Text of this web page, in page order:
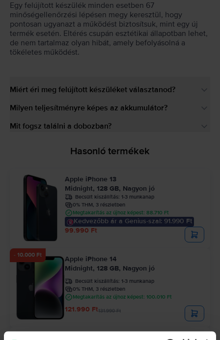
Egy felújított készülék minden esetben 67
minőségellenőrzési lépésen megy keresztül, hogy
pontosan ugyanazt a működést biztosítsuk, mint egy új
termék esetén. Eltérés csupán esztétikai állapotban lehet,
de nem tartalmaz olyan hibát, amely befolyásolná a
tökéletes működést.
Miért éri meg felújított készüléket választanod?
Milyen teljesítményre képes az akkumulátor?
Mit fogsz találni a dobozban?
Hasonló termékek
Apple iPhone 13
Midnight, 128 GB, Nagyon jó
Becsült kiszállítás: 1-3 munkanap
0% THM, 3 részletben
Megtakarítás az újhoz képest: 88.710 Ft
Kedvezőbb ár a Genius-szal: 91.990 Ft
99.990 Ft
- 10.000 Ft
Apple iPhone 14
Midnight, 128 GB, Nagyon jó
Becsült kiszállítás: 1-3 munkanap
0% THM, 3 részletben
Megtakarítás az újhoz képest: 100.010 Ft
121.990 Ft131.990 Ft